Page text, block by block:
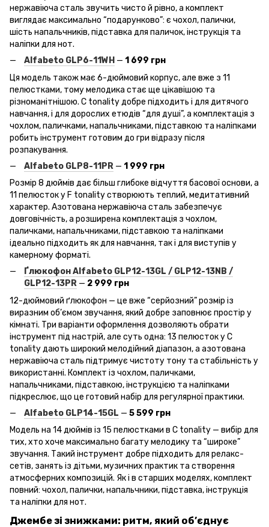
нержавіюча сталь звучить чисто й рівно, а комплект
виглядає максимально “подарунково”: є чохол, палички,
шість напальчників, підставка для паличок, інструкція та
наліпки для нот.
Alfabeto GLP6-11WH — 1 699 грн
Ця модель також має 6-дюймовий корпус, але вже з 11
пелюстками, тому мелодика стає ще цікавішою та
різноманітнішою. C tonality добре підходить і для дитячого
навчання, і для дорослих етюдів “для душі”, а комплектація з
чохлом, паличками, напальчниками, підставкою та наліпками
робить інструмент готовим до гри відразу після
розпакування.
Alfabeto GLP8-11PR — 1 999 грн
Розмір 8 дюймів дає більш глибоке відчуття басової основи, а
11 пелюсток у F tonality створюють теплий, медитативний
характер. Азотована нержавіюча сталь забезпечує
довговічність, а розширена комплектація з чохлом,
паличками, напальчниками, підставкою та наліпками
ідеально підходить як для навчання, так і для виступів у
камерному форматі.
Ґлюкофон Alfabeto GLP12-13GL / GLP12-13NB /
GLP12-13PR — 2 999 грн
12-дюймовий ґлюкофон — це вже “серйозний” розмір із
виразним об’ємом звучання, який добре заповнює простір у
кімнаті. Три варіанти оформлення дозволяють обрати
інструмент під настрій, але суть одна: 13 пелюсток у C
tonality дають широкий мелодійний діапазон, а азотована
нержавіюча сталь підтримує чистоту тону та стабільність у
використанні. Комплект із чохлом, паличками,
напальчниками, підставкою, інструкцією та наліпками
підкреслює, що це готовий набір для регулярної практики.
Alfabeto GLP14-15GL — 5 599 грн
Модель на 14 дюймів із 15 пелюстками в C tonality — вибір для
тих, хто хоче максимально багату мелодику та “широке”
звучання. Такий інструмент добре підходить для релакс-
сетів, занять із дітьми, музичних практик та створення
атмосферних композицій. Як і в старших моделях, комплект
повний: чохол, палички, напальчники, підставка, інструкція
та наліпки для нот.
Джембе зі знижками: ритм, який об’єднує